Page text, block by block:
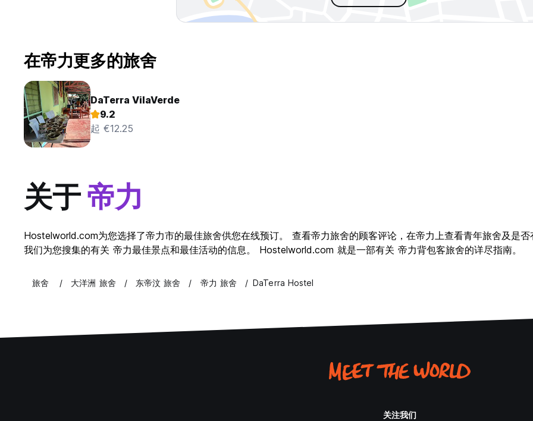
在帝力更多的旅舍
DaTerra VilaVerde
9.2
起 €12.25
关于帝力
Hostelworld.com为您选择了帝力市的最佳旅舍供您在线预订。 查看帝力旅舍的顾客评论，在帝力上查看青年旅舍及是
我们为您搜集的有关 帝力最佳景点和最佳活动的信息。 Hostelworld.com 就是一部有关 帝力背包客旅舍的详尽指南。
旅舍 大洋洲 旅舍 东帝汶 旅舍 帝力 旅舍 DaTerra Hostel
关注我们